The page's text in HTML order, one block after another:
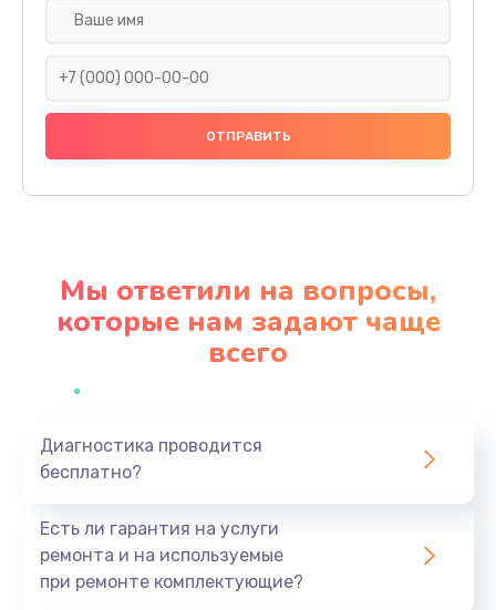
Замена праймера
1000 руб.
Заказать
Профилактическая чистка
Заказать
Мы ответили на вопросы,
которые нам задают чаще
всего
Диагностика проводится
бесплатно?
Есть ли гарантия на услуги
ремонта и на используемые
при ремонте комплектующие?